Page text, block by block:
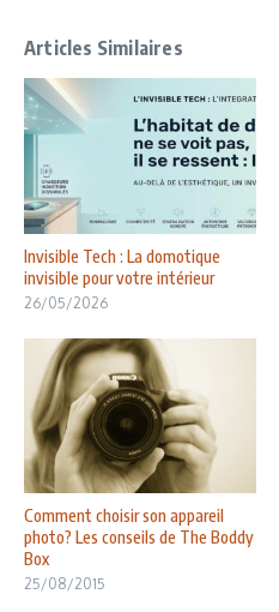
Articles Similaires
Invisible Tech : La domotique
invisible pour votre intérieur
26/05/2026
Comment choisir son appareil
photo? Les conseils de The Boddy
Box
25/08/2015